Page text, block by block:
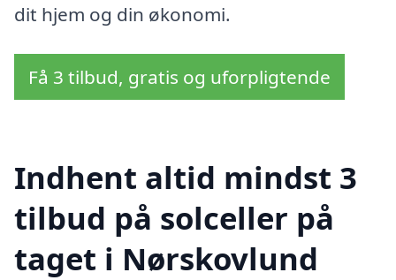
dit hjem og din økonomi.
Få 3 tilbud, gratis og uforpligtende
Indhent altid mindst 3
tilbud på solceller på
taget i Nørskovlund